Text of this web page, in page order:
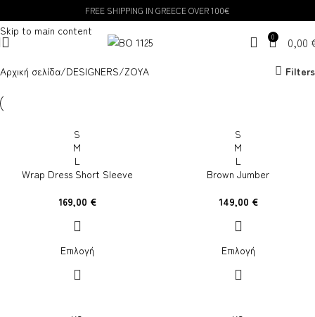
Skip to main content
FREE SHIPPING IN GREECE OVER 100€
0 0,00
Αρχική σελίδα DESIGNERS ZOYA Filters
S
M
L
Wrap Dress Short Sleeve
169,00 €
Επιλογή
S
M
L
Brown Jumber
149,00 €
Επιλογή